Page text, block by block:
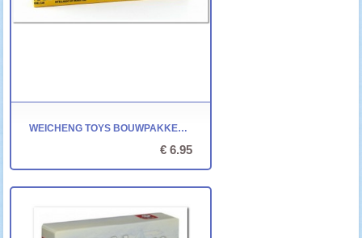
WEICHENG TOYS BOUWPAKKET - MINI AUTO (44-DELIG)
€ 6.95